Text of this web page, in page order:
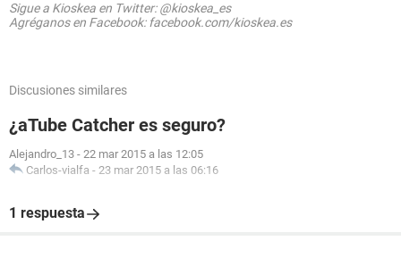
Sigue a Kioskea en Twitter: @kioskea_es
Agréganos en Facebook: facebook.com/kioskea.es
Discusiones similares
¿aTube Catcher es seguro?
Alejandro_13 - 22 mar 2015 a las 12:05
Carlos-vialfa - 23 mar 2015 a las 06:16
1 respuesta